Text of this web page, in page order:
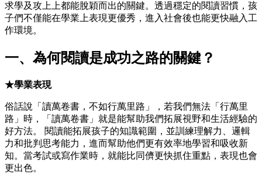
求學及攻上上都能脫穎而出的關鍵。透過穩定的閱讀習慣，孩
子們不僅能在學業上表現更優秀，進入社會後也能更快融入工
作環境。
一、為何閱讀是成功之路的關鍵？
★學業表現
俗話說「讀萬卷書，不如行萬里路」，若我們無法「行萬里
路」時，「讀萬卷書」就是能幫助我們拓展視野和生活經驗的
好方法。 閱讀能拓展孩子的知識範圍，並訓練理解力、邏輯
力和批判思考能力，進而幫助他們更有效率地學習和吸收新
知。當考試或寫作業時，就能比同儕更快抓住重點，表現也會
更出色。